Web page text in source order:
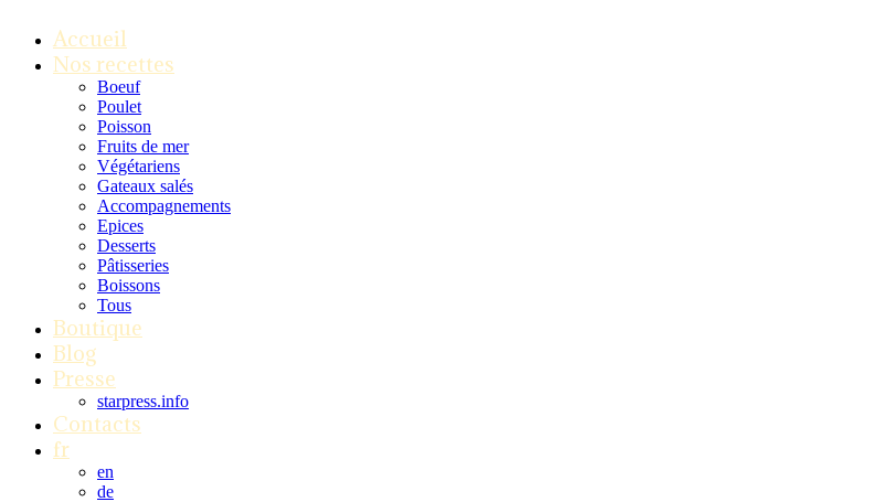
Accueil
Nos recettes
Boeuf
Poulet
Poisson
Fruits de mer
Végétariens
Gateaux salés
Accompagnements
Epices
Desserts
Pâtisseries
Boissons
Tous
Boutique
Blog
Presse
starpress.info
Contacts
fr
en
de